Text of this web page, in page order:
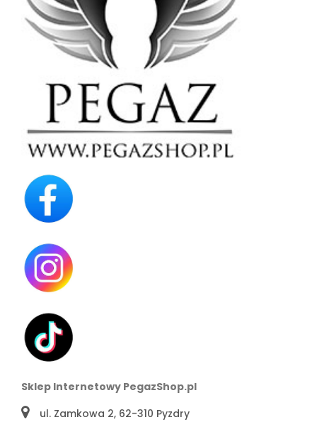
Sklep Internetowy PegazShop.pl
ul. Zamkowa 2, 62-310 Pyzdry